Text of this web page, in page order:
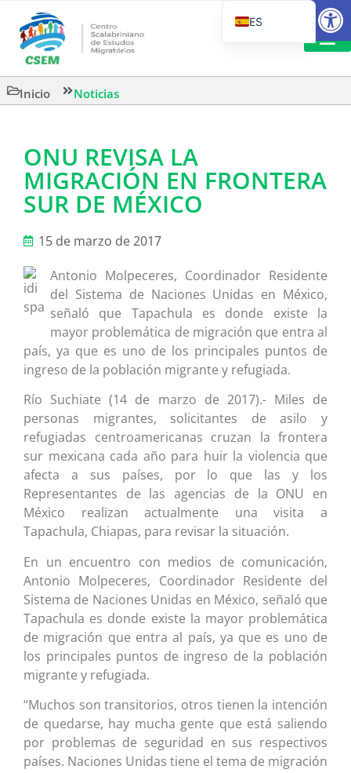
Inicio Noticias
ONU REVISA LA
MIGRACIÓN EN FRONTERA
SUR DE MÉXICO
15 de marzo de 2017
Antonio Molpeceres, Coordinador Residente
del Sistema de Naciones Unidas en México,
señaló que Tapachula es donde existe la
mayor problemática de migración que entra al
país, ya que es uno de los principales puntos de
ingreso de la población migrante y refugiada.
Río Suchiate (14 de marzo de 2017).- Miles de
personas migrantes, solicitantes de asilo y
refugiadas centroamericanas cruzan la frontera
sur mexicana cada año para huir la violencia que
afecta a sus países, por lo que las y los
Representantes de las agencias de la ONU en
México realizan actualmente una visita a
Tapachula, Chiapas, para revisar la situación.
En un encuentro con medios de comunicación,
Antonio Molpeceres, Coordinador Residente del
Sistema de Naciones Unidas en México, señaló que
Tapachula es donde existe la mayor problemática
de migración que entra al país, ya que es uno de
los principales puntos de ingreso de la población
migrante y refugiada.
“Muchos son transitorios, otros tienen la intención
de quedarse, hay mucha gente que está saliendo
por problemas de seguridad en sus respectivos
países. Naciones Unidas tiene el tema de migración
ES
EN